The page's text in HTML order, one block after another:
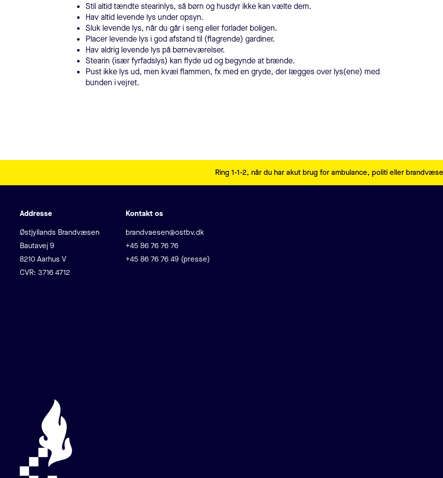
Stil altid tændte stearinlys, så børn og husdyr ikke kan vælte dem.
Hav altid levende lys under opsyn.
Sluk levende lys, når du går i seng eller forlader boligen.
Placer levende lys i god afstand til (flagrende) gardiner.
Hav aldrig levende lys på børneværelser.
Stearin (især fyrfadslys) kan flyde ud og begynde at brænde.
Pust ikke lys ud, men kvæl flammen, fx med en gryde, der lægges over lys(ene) med
bunden i vejret.
Ring 1-1-2, når du har akut brug for ambulance, politi eller
Addresse
Adresse
Østjyllands Brandvæsen
Bautavej 9
8210 Aarhus V
CVR: 3716 4712
Kontakt os
E-mail
brandvaesen@ostbv.dk
Telefon
+45 86 76 76 76
+45 86 76 76 49 (presse)